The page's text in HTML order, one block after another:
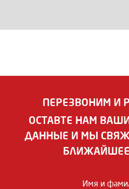
ПЕРЕЗВОНИМ И
ОСТАВТЕ НАМ
ДАННЫЕ И МЫ
Имя и